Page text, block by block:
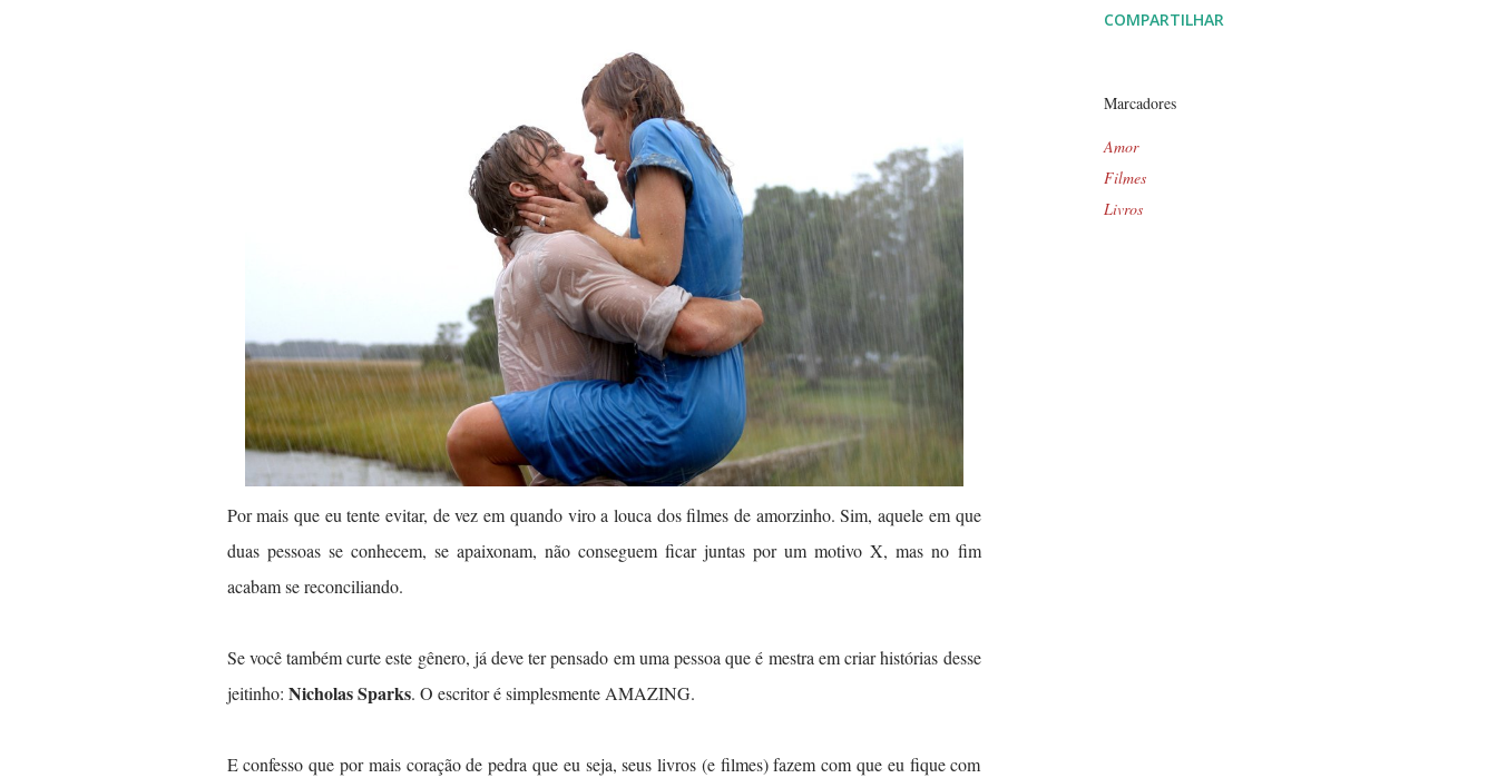
Por mais que eu tente evitar, de vez em quando viro a louca dos filmes de amorzinho. Sim, aquele em que
duas pessoas se conhecem, se apaixonam, não conseguem ficar juntas por um motivo X, mas no fim
acabam se reconciliando.
Se você também curte este gênero, já deve ter pensado em uma pessoa que é mestra em criar histórias desse
jeitinho: Nicholas Sparks. O escritor é simplesmente AMAZING.
E confesso que por mais coração de pedra que eu seja, seus livros (e filmes) fazem com que eu fique com
COMPARTILHAR
Marcadores
Amor
Filmes
Livros